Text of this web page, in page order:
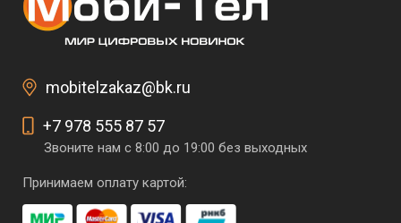
mobitelzakaz@bk.ru
+7 978 555 87 57
Звоните нам с 8:00 до 19:00 без выходных
Принимаем оплату картой: